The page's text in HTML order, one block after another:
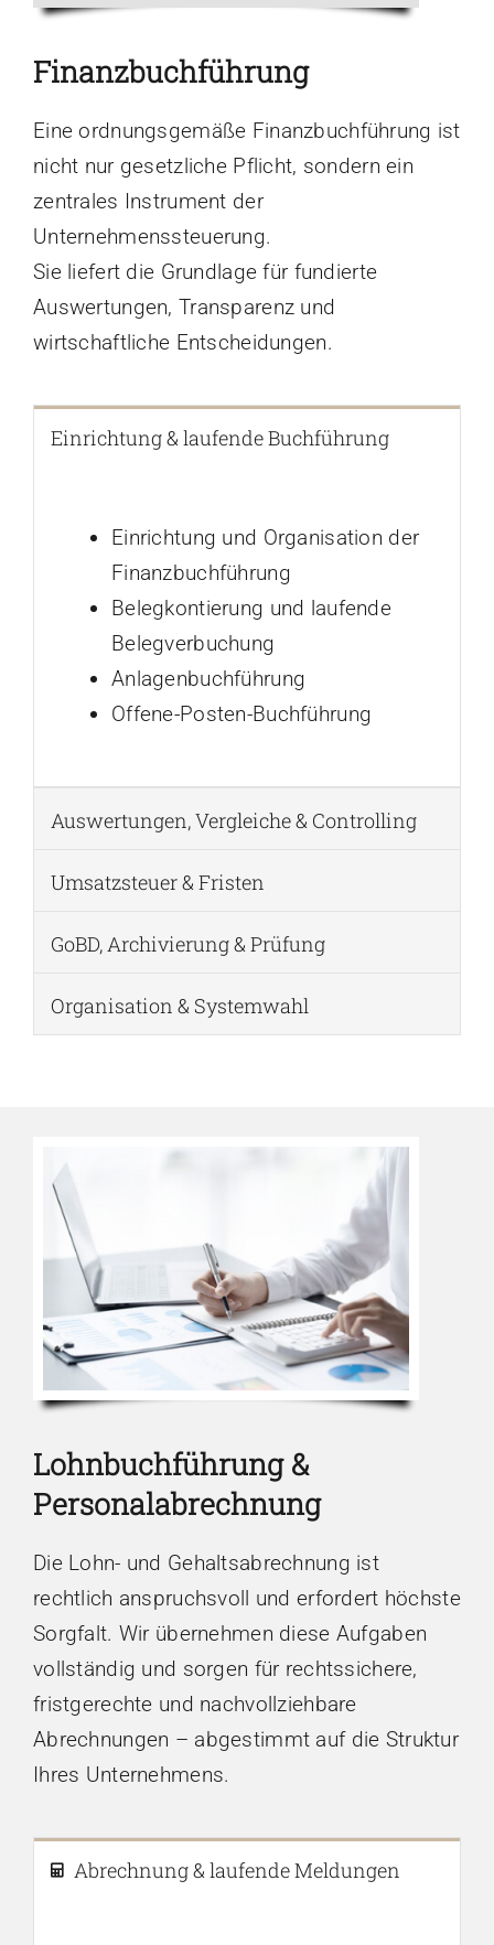
Finanzbuchführung
Eine ordnungsgemäße Finanzbuchführung ist
nicht nur gesetzliche Pflicht, sondern ein
zentrales Instrument der
Unternehmenssteuerung.
Sie liefert die Grundlage für fundierte
Auswertungen, Transparenz und
wirtschaftliche Entscheidungen.
Einrichtung & laufende Buchführung
Einrichtung und Organisation der
Finanzbuchführung
Belegkontierung und laufende
Belegverbuchung
Anlagenbuchführung
Offene-Posten-Buchführung
Auswertungen, Vergleiche & Controlling
Umsatzsteuer & Fristen
GoBD, Archivierung & Prüfung
Organisation & Systemwahl
Lohnbuchführung &
Personalabrechnung
Die Lohn- und Gehaltsabrechnung ist
rechtlich anspruchsvoll und erfordert höchste
Sorgfalt. Wir übernehmen diese Aufgaben
vollständig und sorgen für rechtssichere,
fristgerechte und nachvollziehbare
Abrechnungen – abgestimmt auf die Struktur
Ihres Unternehmens.
Abrechnung & laufende Meldungen